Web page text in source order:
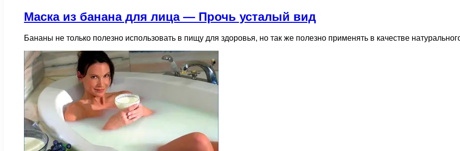
Маска из банана для лица — Прочь усталый вид
Бананы не только полезно использовать в пищу для здоровья, но так же полезно применять в качестве